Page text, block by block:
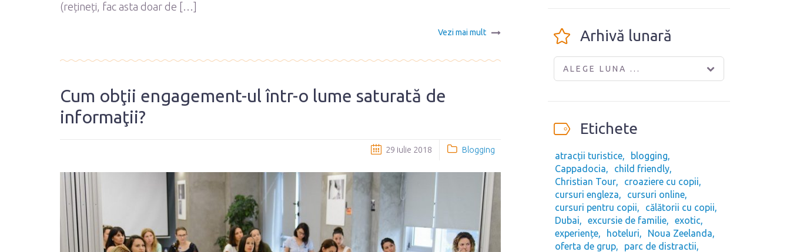
(rețineți, fac asta doar de […]
Vezi mai mult
Cum obţii engagement-ul într-o lume saturată de
informaţii?
29 iulie 2018 Blogging
Arhivă lunară
ALEGE LUNA ...
Etichete
atracții turistice
blogging
Cappadocia
child friendly
Christian Tour
croaziere cu copii
cursuri engleza
cursuri online
cursuri pentru copii
călătorii cu copii
Dubai
excursie de familie
exotic
experiențe
hoteluri
Noua Zeelanda
oferta de grup
parc de distractii